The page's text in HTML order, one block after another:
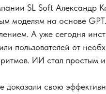
SL Soft Александр
моделям на основе
А уже сегодня
пользователей от
ИИ стал простым
свою